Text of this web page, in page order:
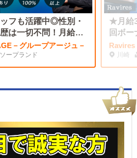
フも活躍中◎性別・
は一切不問！月給30
－グループアージュ－
ソープランド
★月給
回ボ
Ravires
川崎